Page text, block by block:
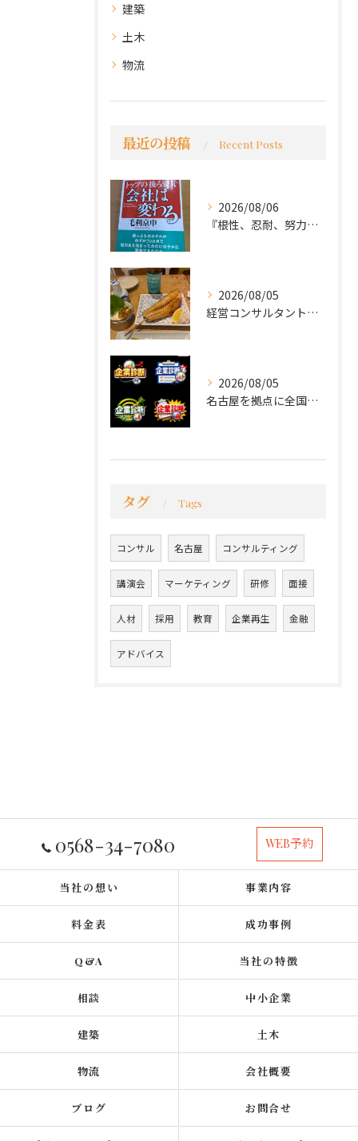
建築
土木
物流
最近の投稿 Recent Posts
2026/08/06
『根性、忍耐、努力という言葉は死語なのか』
2026/08/05
経営コンサルタントのモーちゃん・毛利京申です。
2026/08/05
名古屋を拠点に全国で活動する 経営コンサルタントの 毛利京申...
タグ Tags
コンサル 名古屋 コンサルティング
講演会 マーケティング 研修 面接
人材 採用 教育 企業再生 金融
アドバイス
0568-34-7080 WEB予約
当社の想い 事業内容
料金表 成功事例
Q&A 当社の特徴
相談 中小企業
建築 土木
物流 会社概要
ブログ お問合せ